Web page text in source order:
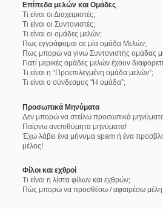
Επίπεδα μελών και Ομάδες
Τι είναι οι Διαχειριστές;
Τι είναι οι Συντονιστές;
Τι είναι οι ομάδες μελών;
Πως εγγράφομαι σε μία ομάδα Μελών;
Πως μπορώ να γίνω Συντονιστής ομάδας
Γιατί μερικές ομάδες μελών έχουν
Τι είναι η “Προεπιλεγμένη ομάδα μελών”;
Τι είναι ο σύνδεσμος "Η ομάδα”;
Προσωπικά Μηνύματα
Δεν μπορώ να στείλω προσωπικά
Παίρνω ανεπιθύμητα μηνύματα!
Έχω λάβει ένα μήνυμα spam ή ένα
μέλος!
Φίλοι και εχθροί
Τι είναι η λίστα φίλων και εχθρών;
Πώς μπορώ να προσθέσω / αφαιρέσω μέλη